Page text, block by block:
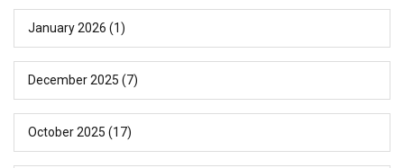
January 2026 (1)
December 2025 (7)
October 2025 (17)